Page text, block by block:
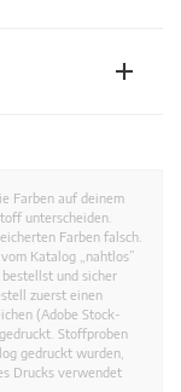
Farben auf deinem
unterscheiden.
Farben falsch.
Katalog „nahtlos”
und sicher
zuerst einen
(Adobe Stock-
Stoffproben
gedruckt wurden,
Drucks verwendet